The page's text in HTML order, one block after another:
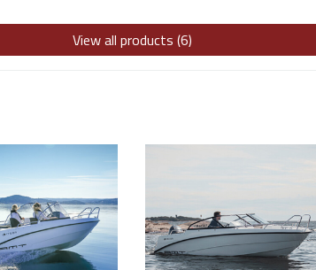
View all products (6)